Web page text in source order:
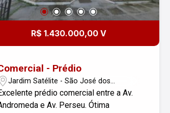
R$ 1.430.000,00 V
- Prédio
Jardim Satélite - São José dos
Campos/SPprédio comercial entre a Av.
e Av. Perseu. Ótima